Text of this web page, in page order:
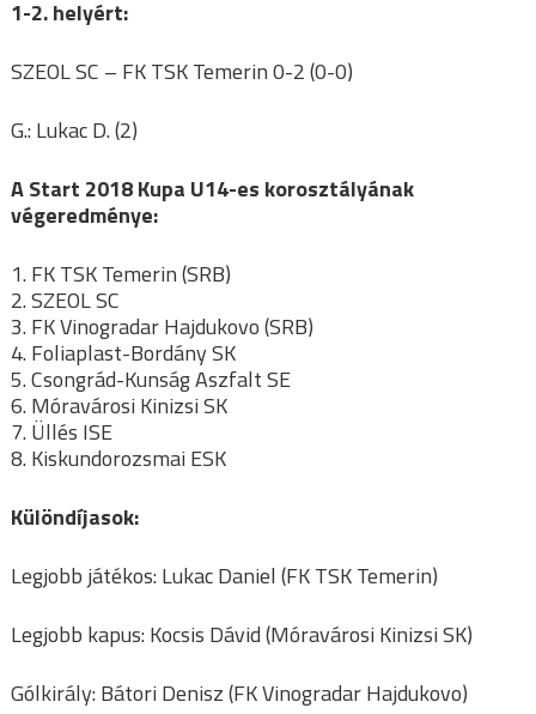
1-2. helyért:
SZEOL SC – FK TSK Temerin 0-2 (0-0)
G.: Lukac D. (2)
A Start 2018 Kupa U14-es korosztályának
végeredménye:
1. FK TSK Temerin (SRB)
2. SZEOL SC
3. FK Vinogradar Hajdukovo (SRB)
4. Foliaplast-Bordány SK
5. Csongrád-Kunság Aszfalt SE
6. Móravárosi Kinizsi SK
7. Üllés ISE
8. Kiskundorozsmai ESK
Különdíjasok:
Legjobb játékos: Lukac Daniel (FK TSK Temerin)
Legjobb kapus: Kocsis Dávid (Móravárosi Kinizsi SK)
Gólkirály: Bátori Denisz (FK Vinogradar Hajdukovo)